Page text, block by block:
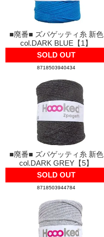
■廃番■ ズパゲッティ糸 新色
col.DARK BLUE【1】
SOLD OUT
8718503940434
■廃番■ ズパゲッティ糸 新色
col.DARK GREY【5】
SOLD OUT
8718503944784